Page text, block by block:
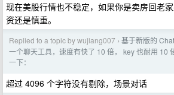
现在美股行情也不稳定，如果你是卖房回老
资还是慎重。
Replied to a topic by wujiang007 › 基于新版的
一个聊天工具，速度有快了 10 倍， key 也耐用 10
一下：
超过 4096 个字符没有剔除，场景对话